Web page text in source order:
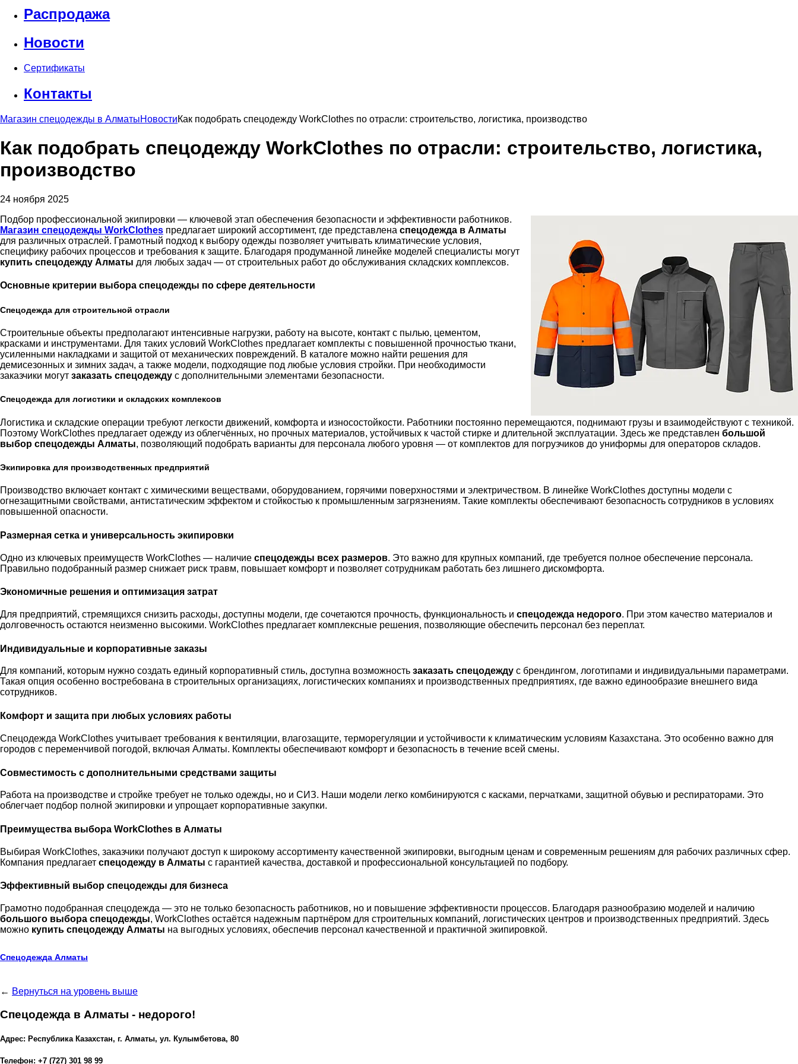
Распродажа
Новости
Сертификаты
Контакты
Магазин спецодежды в АлматыНовостиКак подобрать спецодежду WorkClothes по отрасли: строительство, логистика, производство
Как подобрать спецодежду WorkClothes по отрасли: строительство, логистика,
производство
24 ноября 2025
Подбор профессиональной экипировки — ключевой этап обеспечения безопасности и эффективности работников.
Магазин спецодежды WorkClothes предлагает широкий ассортимент, где представлена спецодежда в Алматы
для различных отраслей. Грамотный подход к выбору одежды позволяет учитывать климатические условия,
специфику рабочих процессов и требования к защите. Благодаря продуманной линейке моделей специалисты могут
купить спецодежду Алматы для любых задач — от строительных работ до обслуживания складских комплексов.
Основные критерии выбора спецодежды по сфере деятельности
Спецодежда для строительной отрасли
Строительные объекты предполагают интенсивные нагрузки, работу на высоте, контакт с пылью, цементом,
красками и инструментами. Для таких условий WorkClothes предлагает комплекты с повышенной прочностью ткани,
усиленными накладками и защитой от механических повреждений. В каталоге можно найти решения для
демисезонных и зимних задач, а также модели, подходящие под любые условия стройки. При необходимости
заказчики могут заказать спецодежду с дополнительными элементами безопасности.
Спецодежда для логистики и складских комплексов
Логистика и складские операции требуют легкости движений, комфорта и износостойкости. Работники постоянно перемещаются, поднимают грузы и взаимодействуют с техникой.
Поэтому WorkClothes предлагает одежду из облегчённых, но прочных материалов, устойчивых к частой стирке и длительной эксплуатации. Здесь же представлен большой
выбор спецодежды Алматы, позволяющий подобрать варианты для персонала любого уровня — от комплектов для погрузчиков до униформы для операторов складов.
Экипировка для производственных предприятий
Производство включает контакт с химическими веществами, оборудованием, горячими поверхностями и электричеством. В линейке WorkClothes доступны модели с
огнезащитными свойствами, антистатическим эффектом и стойкостью к промышленным загрязнениям. Такие комплекты обеспечивают безопасность сотрудников в условиях
повышенной опасности.
Размерная сетка и универсальность экипировки
Одно из ключевых преимуществ WorkClothes — наличие спецодежды всех размеров. Это важно для крупных компаний, где требуется полное обеспечение персонала.
Правильно подобранный размер снижает риск травм, повышает комфорт и позволяет сотрудникам работать без лишнего дискомфорта.
Экономичные решения и оптимизация затрат
Для предприятий, стремящихся снизить расходы, доступны модели, где сочетаются прочность, функциональность и спецодежда недорого. При этом качество материалов и
долговечность остаются неизменно высокими. WorkClothes предлагает комплексные решения, позволяющие обеспечить персонал без переплат.
Индивидуальные и корпоративные заказы
Для компаний, которым нужно создать единый корпоративный стиль, доступна возможность заказать спецодежду с брендингом, логотипами и индивидуальными параметрами.
Такая опция особенно востребована в строительных организациях, логистических компаниях и производственных предприятиях, где важно единообразие внешнего вида
сотрудников.
Комфорт и защита при любых условиях работы
Спецодежда WorkClothes учитывает требования к вентиляции, влагозащите, терморегуляции и устойчивости к климатическим условиям Казахстана. Это особенно важно для
городов с переменчивой погодой, включая Алматы. Комплекты обеспечивают комфорт и безопасность в течение всей смены.
Совместимость с дополнительными средствами защиты
Работа на производстве и стройке требует не только одежды, но и СИЗ. Наши модели легко комбинируются с касками, перчатками, защитной обувью и респираторами. Это
облегчает подбор полной экипировки и упрощает корпоративные закупки.
Преимущества выбора WorkClothes в Алматы
Выбирая WorkClothes, заказчики получают доступ к широкому ассортименту качественной экипировки, выгодным ценам и современным решениям для рабочих различных сфер.
Компания предлагает спецодежду в Алматы с гарантией качества, доставкой и профессиональной консультацией по подбору.
Эффективный выбор спецодежды для бизнеса
Грамотно подобранная спецодежда — это не только безопасность работников, но и повышение эффективности процессов. Благодаря разнообразию моделей и наличию
большого выбора спецодежды, WorkClothes остаётся надежным партнёром для строительных компаний, логистических центров и производственных предприятий. Здесь
можно купить спецодежду Алматы на выгодных условиях, обеспечив персонал качественной и практичной экипировкой.
Спецодежда Алматы
← Вернуться на уровень выше
Спецодежда в Алматы - недорого!
Адрес: Республика Казахстан, г. Алматы, ул. Кулымбетова, 80
Телефон: +7 (727) 301 98 99